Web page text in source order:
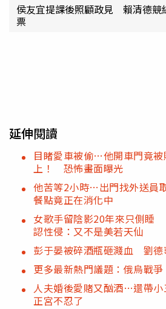
侯友宜提課後照顧政見 賴清德競
票
延伸閱讀
目睹愛車被偷…他開車門竟
上！ 恐怖畫面曝光
他苦等2小時…出門找外送員
餐點竟正在消化中
女歌手留陰影20年來只側睡
認性侵：又不是美若天仙
彭于晏被碎酒瓶砸濺血 劉德
更多最新熱門議題：俄烏戰爭
人夫婚後愛賭又酗酒…還帶
正宮不忍了